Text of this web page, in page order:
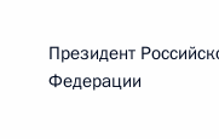
Президент